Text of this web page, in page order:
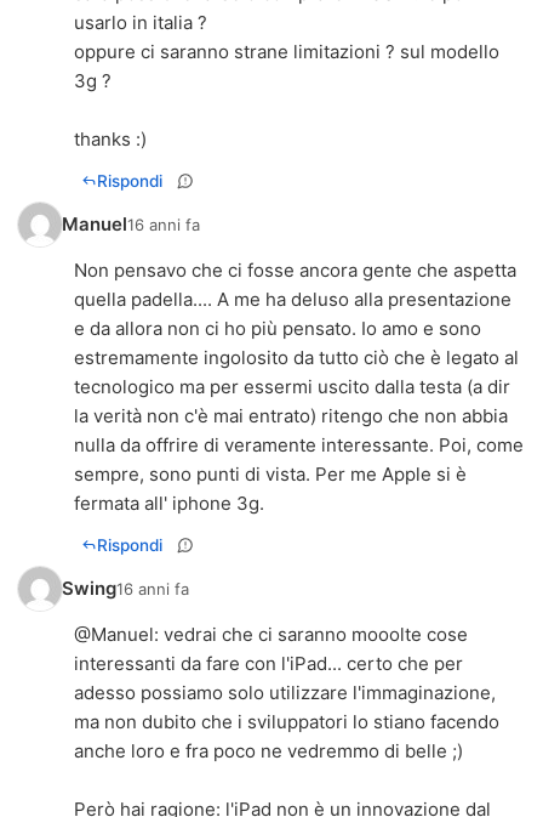
usarlo in italia ?
oppure ci saranno strane limitazioni ? sul modello
3g ?
thanks :)
Rispondi
Manuel16 anni fa
Non pensavo che ci fosse ancora gente che aspetta
quella padella.... A me ha deluso alla presentazione
e da allora non ci ho più pensato. Io amo e sono
estremamente ingolosito da tutto ciò che è legato al
tecnologico ma per essermi uscito dalla testa (a dir
la verità non c'è mai entrato) ritengo che non abbia
nulla da offrire di veramente interessante. Poi, come
sempre, sono punti di vista. Per me Apple si è
fermata all' iphone 3g.
Rispondi
Swing16 anni fa
@Manuel: vedrai che ci saranno mooolte cose
interessanti da fare con l'iPad... certo che per
adesso possiamo solo utilizzare l'immaginazione,
ma non dubito che i sviluppatori lo stiano facendo
anche loro e fra poco ne vedremmo di belle ;)
Però hai ragione: l'iPad non è un innovazione dal